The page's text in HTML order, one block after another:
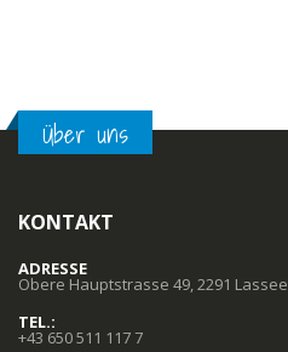
Über uns
KONTAKT
ADRESSE
Obere Hauptstrasse 49, 2291 Lassee
TEL.:
+43 650 511 117 7